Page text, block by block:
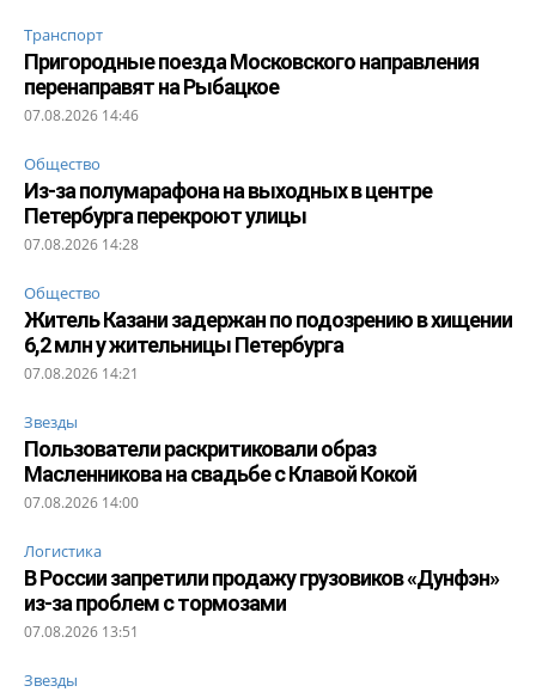
Транспорт
Пригородные поезда Московского направления
перенаправят на Рыбацкое
07.08.2026 14:46
Общество
Из-за полумарафона на выходных в центре
Петербурга перекроют улицы
07.08.2026 14:28
Общество
Житель Казани задержан по подозрению в хищении
6,2 млн у жительницы Петербурга
07.08.2026 14:21
Звезды
Пользователи раскритиковали образ
Масленникова на свадьбе с Клавой Кокой
07.08.2026 14:00
Логистика
В России запретили продажу грузовиков «Дунфэн»
из-за проблем с тормозами
07.08.2026 13:51
Звезды